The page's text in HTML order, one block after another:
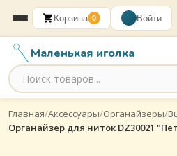
Корзина 0 Войти
Маленькая иголка
Главная/Аксессуары/Органайзеры/
Органайзер для ниток DZ30021